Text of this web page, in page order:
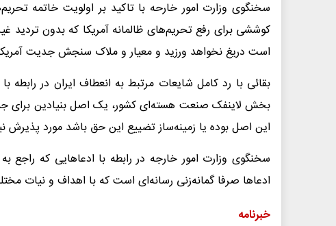
سخنگوی وزارت امور خارحه با تاکید بر اولویت خاتمه
کوششی برای رفع تحریم‌های ظالمانه آمریکا که بدون تردید
است دریغ نخواهد ورزید و معیار و ملاک سنجش جدیت
بقائی با رد کامل شایعات مرتبط به انعطاف ایران در رابطه
بخش لاینفک صنعت هسته‌ای کشور، یک اصل بنیادین برای
این اصل بوده یا زمینه‌ساز تضییع این حق باشد مورد پذیرش
سخنگوی وزارت امور خارجه در رابطه با ادعاهایی که
ادعاها صرفا گمانه‌زنی رسانه‌ای است که با اهداف و نیات
خبرنامه